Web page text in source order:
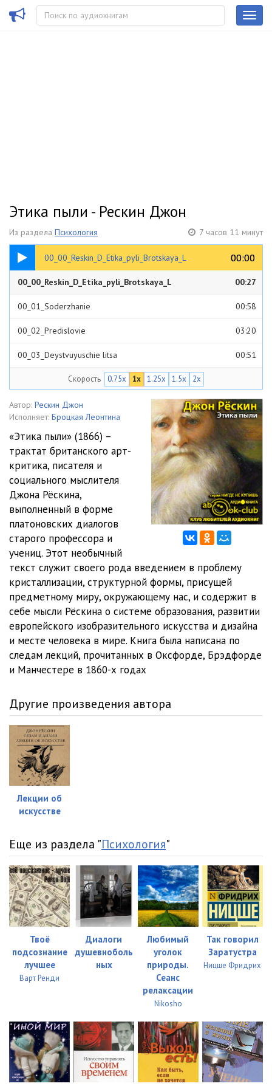
Этика пыли - Рескин Джон
Из раздела Психология 7 часов 11 минут
00_00_Reskin_D_Etika_pyli_Brotskaya_L 00:00
00:00
00:27
00_00_Reskin_D_Etika_pyli_Brotskaya_L 00:27
00_01_Soderzhanie 00:58
00_02_Predislovie 03:20
00_03_Deystvuyuschie litsa 00:51
01_Beseda 1. Dolina almazov
02_Beseda 2. Stroiteli piramid 29:37
34:30
04_Beseda 4. Formy kristallov 37:29
05_Beseda 5. Dostoinstvo kristallov
06_Beseda 6. Ssory kristallov 36:59
07_Beseda 7. O domashnih dobrodetelyah 46:40
08_Beseda 8. Kaprizy kristallov
09_Beseda 9. Nevzgody kristallov 36:59
10_Beseda 10. Pokoy kristallov 54:45
11_RYOskin i peschinki Tvoreniya 41:43
Скорость 0.75x 1x 1.25x 1.5x 2x
Автор: Рескин Джон
Исполняет: Броцкая Леонтина
«Этика пыли» (1866) –
трактат британского арт-
критика, писателя и
социального мыслителя
Джона Рёскина,
выполненный в форме
платоновских диалогов
старого профессора и
учениц. Этот необычный
текст служит своего рода введением в проблему
кристаллизации, структурной формы, присущей
предметному миру, окружающему нас, и содержит в
себе мысли Рёскина о системе образования, развитии
европейского изобразительного искусства и дизайна
и месте человека в мире. Книга была написана по
следам лекций, прочитанных в Оксфорде, Брэдфорде
и Манчестере в 1860-х годах
Другие произведения автора
Лекции об
искусстве
Еще из раздела "Психология"
Твоё
подсознание
лучшее
Варт Ренди
Диалоги
душевноболь
ных
Любимый
уголок
природы.
Сеанс
релаксации
Nikosho
Так говорил
Заратустра
Ницше Фридрих